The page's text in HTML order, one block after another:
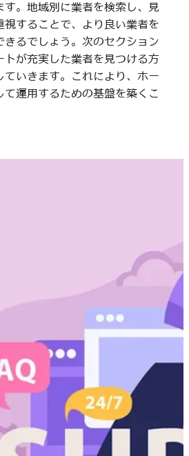
す。地域別に業者を検索し、見
視することで、より良い業者を
きるでしょう。次のセクション
トが充実した業者を見つける方
ていきます。これにより、ホー
て運用するための基盤を築くこ